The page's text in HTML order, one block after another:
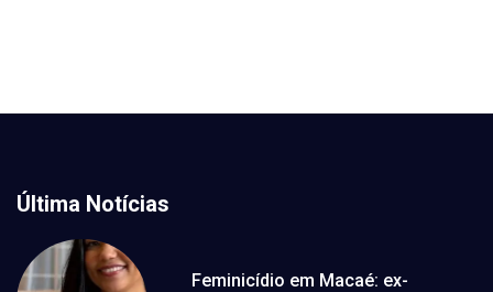
Última Notícias
Feminicídio em Macaé: ex-